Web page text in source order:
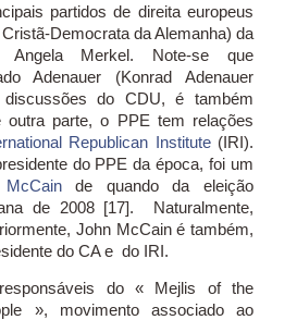
partidos de direita europeus
Democrata da Alemanha) da
Angela Merkel. Note-se que
Adenauer (Konrad Adenauer
do CDU, é também
outra parte, o PPE tem relações
Republican Institute(IRI).
do PPE da época, foi um
de quando da eleição
de 2008 [17]. Naturalmente,
John McCain é também,
do CA e do IRI.
do « Mejlis of the
», movimento associado ao